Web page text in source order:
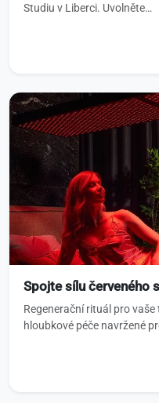
Studiu v Liberci. Uvolněte…
Spojte sílu červeného
Regenerační rituál pro
hloubkové péče navržené